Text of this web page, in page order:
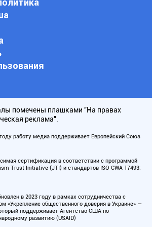
помечены плашками "На правах
реклама".
работу медиа поддерживает Европейский Союз
сертификация в соответствии с программой
Trust Initiative (JTI) и стандартов ISO CWA 17493:
в 2023 году в рамках сотрудничества с
«Укрепление общественного доверия в Украине» —
поддерживает Агентство США по
развитию (USAID)